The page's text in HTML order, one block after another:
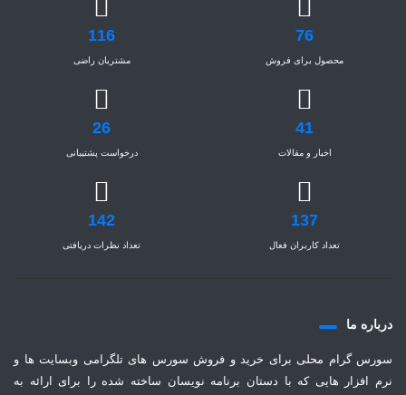
76
محصول برای فروش
116
مشتریان راضی
41
اخبار و مقالات
26
درخواست پشتیبانی
137
تعداد کاربران فعال
142
تعداد نظرات دریافتی
درباره ما
سورس گرام محلی برای خرید و فروش سورس های تلگرامی وبسایت ها و
نرم افزار هایی که با دستان برنامه نویسان ساخته شده را برای ارائه به